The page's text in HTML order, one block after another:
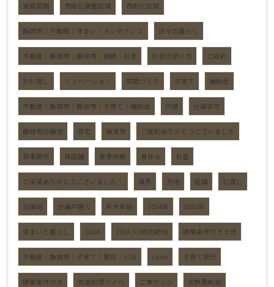
家庭菜園 市街化調整区域 市街化区域
静岡市｜不動産｜住まい｜メンテナンス 日々の暮らし
不動産｜静岡市｜藤枝市｜相続｜お金 お金の使い方 ご成約
お引渡し リノベーション 空間づくり 子育て 補助金
不動産｜静岡市｜藤枝市｜子育て｜補助金 戸建 分譲住宅
藤枝市分譲地 住宅 焼津市 ご成約ありがとうございました
貸事務所 貸店舗 夏季休暇 夏休み お盆
ご来場ありがとうございました！ 境界 売地 店舗 引渡し
分譲地 分譲戸建て 年末年始 2024年 2023年
住まいと暮らし 3LDK 2024.3.3桃の節句 建築条件付き土地
不動産｜静岡市｜子育て｜葵区｜川合 color 子育て世代
建築条件付き 先進的窓リノベ 二重サッシ 光熱費削減